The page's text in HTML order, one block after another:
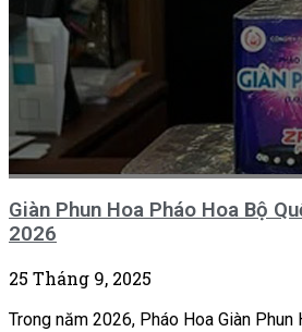
Giàn Phun Hoa Pháo Hoa Bộ
2026
25 Tháng 9, 2025
Trong năm 2026, Pháo Hoa Giàn